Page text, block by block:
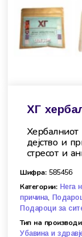
ХГ
дејство и
стресот и
Шифра: 585456
Категории: Нега
причина,
Подароци за
Тип на
Убавина и